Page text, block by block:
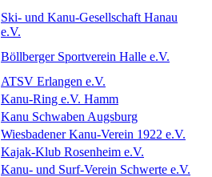
Ski- und Kanu-Gesellschaft Hanau
e.V.
Böllberger Sportverein Halle e.V.
ATSV Erlangen e.V.
Kanu-Ring e.V. Hamm
Kanu Schwaben Augsburg
Wiesbadener Kanu-Verein 1922 e.V.
Kajak-Klub Rosenheim e.V.
Kanu- und Surf-Verein Schwerte e.V.